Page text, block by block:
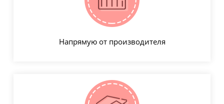
Напрямую от производителя